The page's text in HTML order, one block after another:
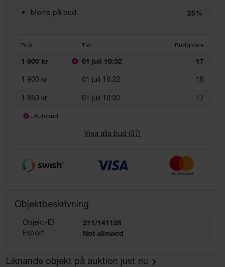
Moms på bud 25%
Bud Tid Budgivare
1 900 kr 01 juli 10:32 17
1 900 kr 01 juli 10:32 16
1 850 kr 01 juli 10:30 17
= Autobud
Visa alla bud (37)
Objektbeskrivning
Objekt-ID 211/141128
Export Not allowed
Liknande objekt på auktion just nu